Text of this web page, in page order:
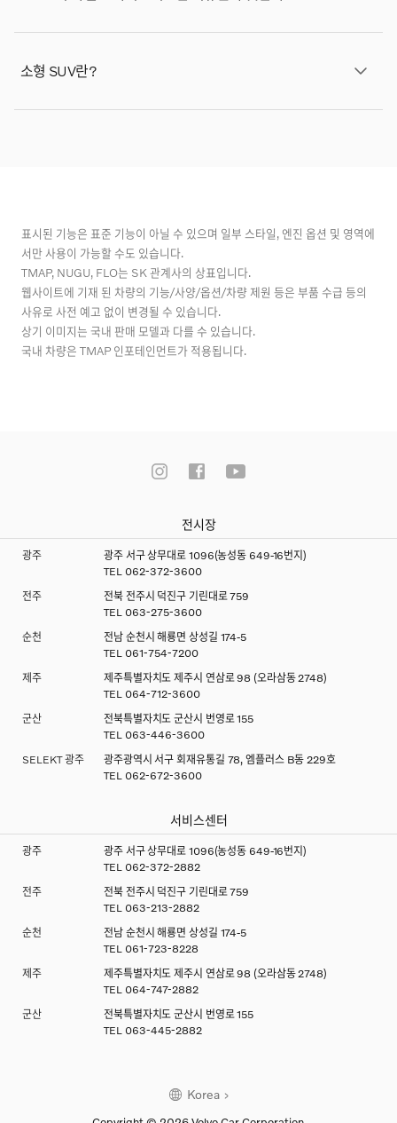
니다.
템을 결합한 하이브리드 SUV입니다. 이 시스템은 가속 및
를 줄입니다. 또한 제동 시 에너지를 포착하여 배터리를 재
소형 SUV란?
표시된 기능은 표준 기능이 아닐 수 있으며 일부 스타일, 엔진 옵션 및 영역에
서만 사용이 가능할 수도 있습니다.
TMAP, NUGU, FLO는 SK 관계사의 상표입니다.
웹사이트에 기재 된 차량의 기능/사양/옵션/차량 제원 등은 부품 수급 등의
사유로 사전 예고 없이 변경될 수 있습니다.
상기 이미지는 국내 판매 모델과 다를 수 있습니다.
국내 차량은 TMAP 인포테인먼트가 적용됩니다.
전시장
광주
광주 서구 상무대로 1096(농성동 649-16번지)
TEL 062-372-3600
전주
전북 전주시 덕진구 기린대로 759
TEL 063-275-3600
순천
전남 순천시 해룡면 상성길 174-5
TEL 061-754-7200
제주
제주특별자치도 제주시 연삼로 98 (오라삼동 2748)
TEL 064-712-3600
군산
전북특별자치도 군산시 번영로 155
TEL 063-446-3600
SELEKT 광주
광주광역시 서구 회재유통길 78, 엠플러스 B동 229호
TEL 062-672-3600
서비스센터
광주
광주 서구 상무대로 1096(농성동 649-16번지)
TEL 062-372-2882
전주
전북 전주시 덕진구 기린대로 759
TEL 063-213-2882
순천
전남 순천시 해룡면 상성길 174-5
TEL 061-723-8228
제주
제주특별자치도 제주시 연삼로 98 (오라삼동 2748)
TEL 064-747-2882
군산
전북특별자치도 군산시 번영로 155
TEL 063-445-2882
Korea